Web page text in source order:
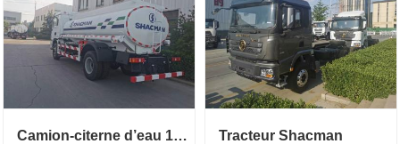
Camion-citerne d’eau 12 CBM Tracteur Shacman